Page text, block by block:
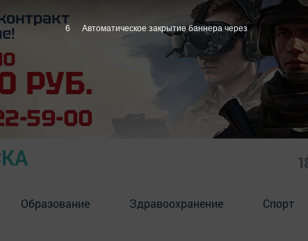
Образование Здравоохранение Спорт
5 Автоматическое закрытие баннера через